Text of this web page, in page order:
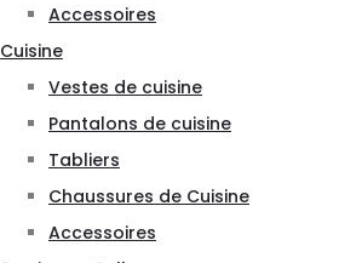
Accessoires
Cuisine
Vestes de cuisine
Pantalons de cuisine
Tabliers
Chaussures de Cuisine
Accessoires